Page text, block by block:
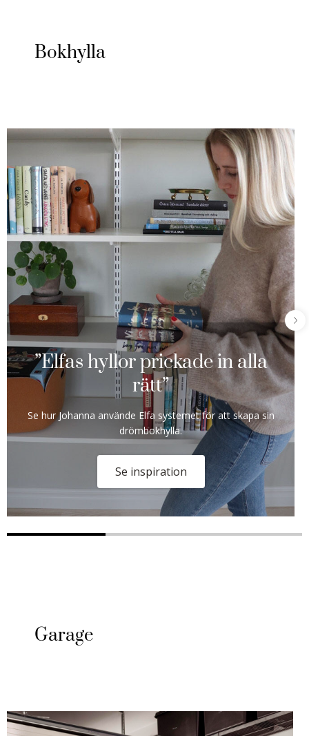
Bokhylla
”Elfas hyllor prickade in alla
rätt”
Se hur Johanna använde Elfa systemet för att skapa sin
drömbokhylla.
Se inspiration
Garage